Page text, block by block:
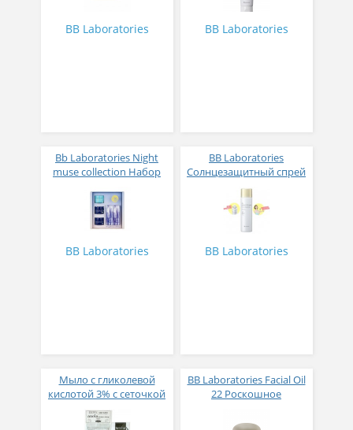
BB Laboratories BB Laboratories
Bb Laboratories Night
muse collection Набор
Королева ночи
BB Laboratories
BB Laboratories
Солнцезащитный спрей
PH Protect UV SPF50 + PA
++++ Spray с
увлажняющими
компонентами 90 гр
BB Laboratories
Мыло с гликолевой
кислотой 3% с сеточкой
для умывания Anela
Mana Soap 7 гр
BB Laboratories Facial Oil
22 Роскошное
капсульное масло № 8